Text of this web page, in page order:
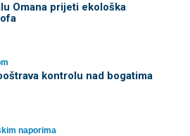
Omana prijeti ekološka
kontrolu nad bogatima
naporima